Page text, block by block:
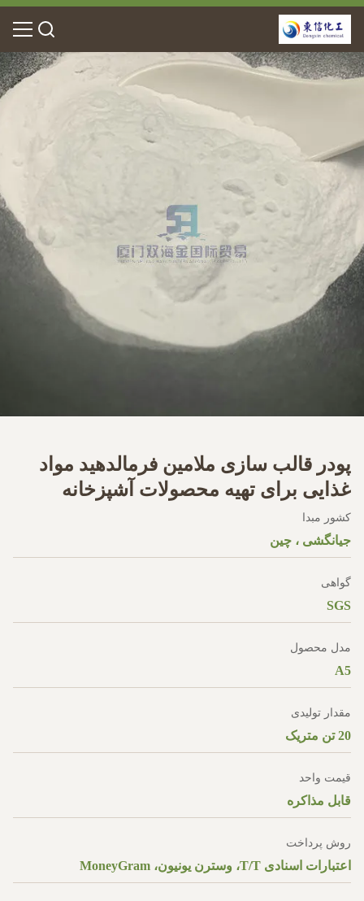
پودر قالب سازی ملامین فرمالدهید مواد
غذایی برای تهیه محصولات آشپزخانه
کشور مبدا
جیانگشی ، چین
گواهی
SGS
مدل محصول
A5
مقدار تولیدی
20 تن متریک
قیمت واحد
قابل مذاکره
روش پرداخت
اعتبارات اسنادی T/T، وسترن یونیون، MoneyGram